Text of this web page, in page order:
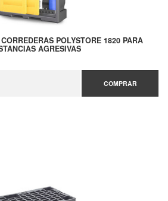
POLYSTORE 1820 PARA
AGRESIVAS
COMPRAR